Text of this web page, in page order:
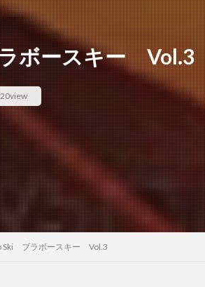
ボースキー Vol.3
20view
Ski ブラボースキー Vol.3